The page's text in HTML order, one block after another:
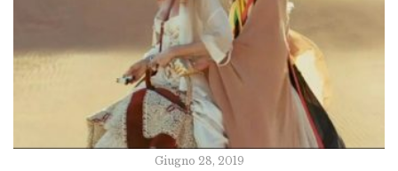
Giugno 28, 2019